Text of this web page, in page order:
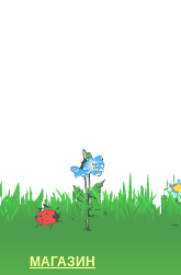
МАГАЗИН